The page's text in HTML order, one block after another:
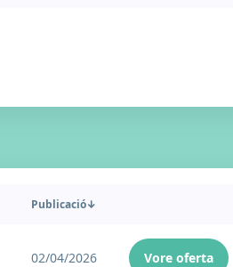
Publicació↓
02/04/2026 Vore oferta